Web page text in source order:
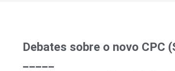
Debates sobre o novo CPC